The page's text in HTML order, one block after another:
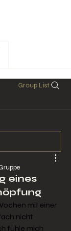
Group List
eines
mit einer
nicht
fühle mich